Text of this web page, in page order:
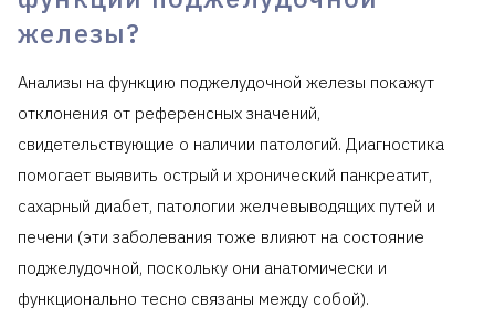
железы?
Анализы на функцию поджелудочной железы покажут
отклонения от референсных значений,
свидетельствующие о наличии патологий. Диагностика
помогает выявить острый и хронический панкреатит,
сахарный диабет, патологии желчевыводящих путей и
печени (эти заболевания тоже влияют на состояние
поджелудочной, поскольку они анатомически и
функционально тесно связаны между собой).